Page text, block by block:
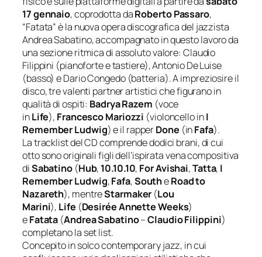
17 gennaio, coprodotta daRoberto Passaro,
“Fatata” è la nuova opera discografica del jazzista
Andrea Sabatino, accompagnato in questo lavoro da
una sezione ritmica di assoluto valore: Claudio
Filippini (pianoforte e tastiere), Antonio De Luise
(basso) e Dario Congedo (batteria). A impreziosire il
disco, tre valenti partner artistici che figurano in
qualità di ospiti: Badrya Razem (voce
inLife), Francesco Mariozzi (violoncello inI
Remember Ludwig) e il rapperDone (inFafa).
La tracklist del CD comprende dodici brani, di cui
otto sono originali figli dell’ispirata vena compositiva
diSabatino(Hub, 10.10.10, For Avishai,Tatta, I
Remember Ludwig,Fafa,SoutheRoad to
Nazareth), mentreStarmaker (Lou
Marini), Life (Desirée Annette Weeks)
eFatata (Andrea Sabatino–Claudio Filippini)
completano la set list.
Concepito in solco contemporary jazz, in cui